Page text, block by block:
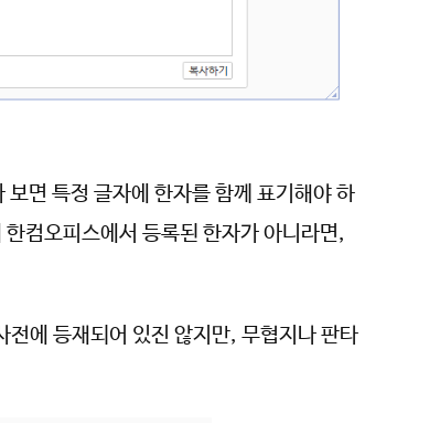
면 특정 글자에 한자를 함께 표기해야 하
컴오피스에서 등록된 한자가 아니라면,
에 등재되어 있진 않지만, 무협지나 판타